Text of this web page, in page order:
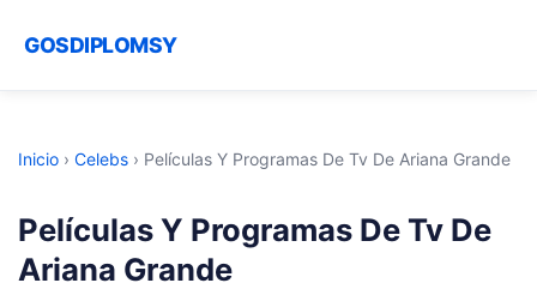
GOSDIPLOMSY
Inicio › Celebs › Películas Y Programas De Tv De Ariana Grande
Películas Y Programas De Tv De
Ariana Grande